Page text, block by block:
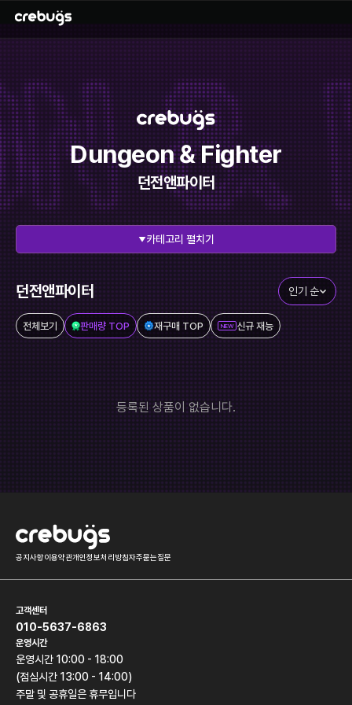
Dungeon & Fighter
던전앤파이터
에이펙스레전드
이터널리턴 스타크래프트
메이플스토리 FC온라인
롤토체스 오버워치
히어로즈오브스톰 배틀그라운드
서든어택 하스스톤
던전앤파이터 모바일게임
기타
펼치기
던전앤파이터
전체보기 판매량 TOP 재구매 TOP NEW 신규 재능
인기 순
등록된 상품이 없습니다.
공지사항이용약관개인정보처리방침자주묻는질문
고객센터
010-5637-6863
운영시간
운영시간 10:00 - 18:00
(점심시간 13:00 - 14:00)
주말 및 공휴일은 휴무입니다